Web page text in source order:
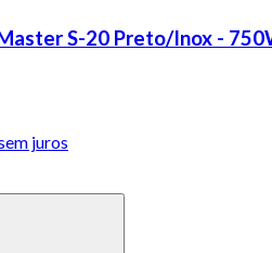
S-20 Preto/Inox -
juros